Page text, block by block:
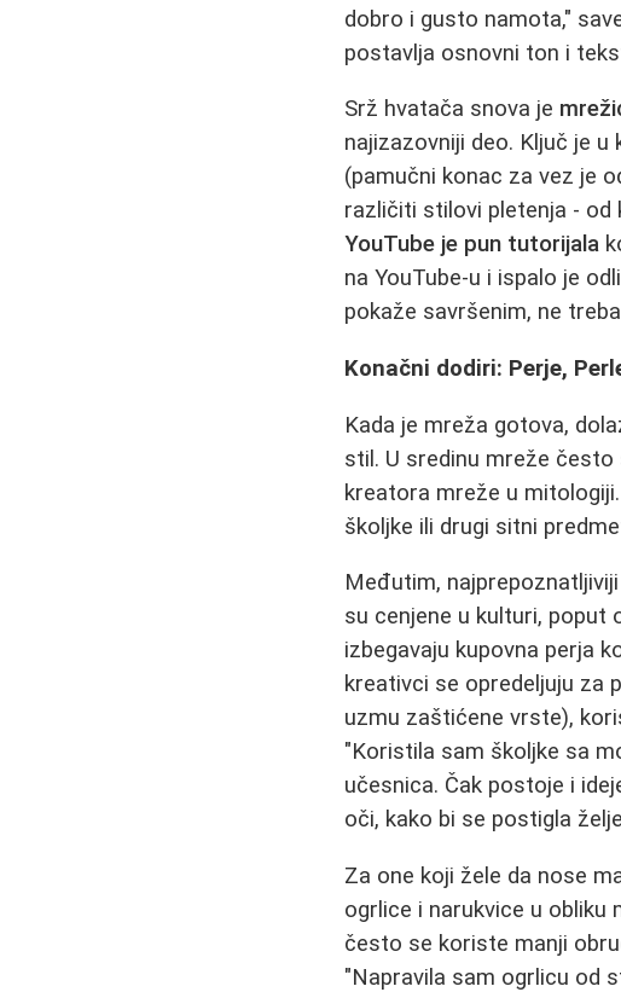
dobro i gusto namota,"
postavlja osnovni ton i
Srž hvatača snova je
najizazovniji deo. Ključ je
(pamučni konac za vez je
različiti stilovi pletenja - od
YouTube je pun tutorijala
na YouTube-u i ispalo je
pokaže savršenim, ne
Konačni dodiri: Perje,
Kada je mreža gotova,
stil. U sredinu mreže često
kreatora mreže u
školjke ili drugi sitni
Međutim,
su cenjene u kulturi, poput
izbegavaju kupovna perja
kreativci se opredeljuju za
uzmu zaštićene vrste),
"Koristila sam školjke sa
učesnica. Čak postoje i
oči, kako bi se postigla
Za one koji žele da nose
ogrlice i narukvice u obliku
često se koriste manji
"Napravila sam ogrlicu od